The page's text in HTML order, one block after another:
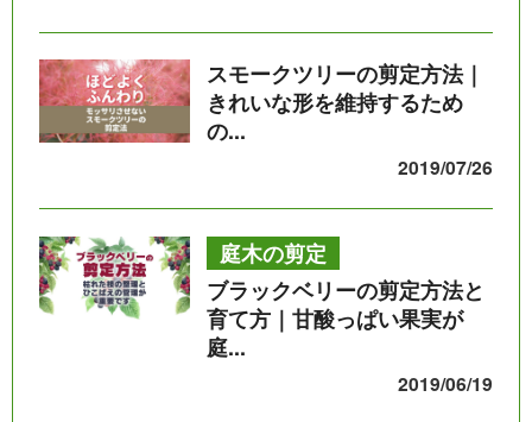
スモークツリーの剪定方法｜
きれいな形を維持するため
の...
2019/07/26
庭木の剪定
ブラックベリーの剪定方法と
育て方｜甘酸っぱい果実が
庭...
2019/06/19